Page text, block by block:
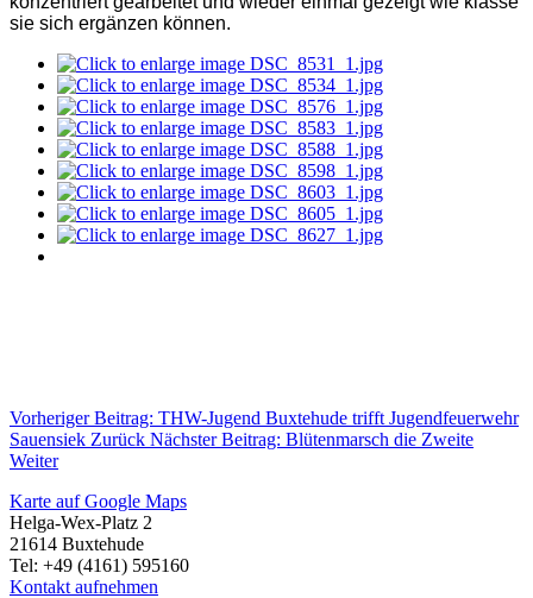
sie sich ergänzen können.
Vorheriger Beitrag: THW-Jugend Buxtehude trifft Jugendfeuerwehr
Sauensiek Zurück Nächster Beitrag: Blütenmarsch die Zweite
Weiter
Karte auf Google Maps
Helga-Wex-Platz 2
21614 Buxtehude
Tel: +49 (4161) 595160
Kontakt aufnehmen